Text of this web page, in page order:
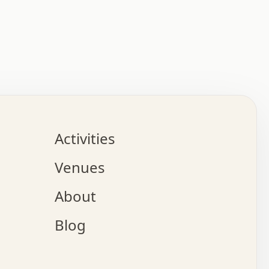
.   .   .   .   .   .   .   .   x   .   .   .   .
o   .   .   .   .   .   .   .   .   x   .   .   .
.   .   .   :   .   .   .   x   .   .   .   :   .
.   .   .   +   .   .   .   .   .   .   .   .   x
.   .   x   .   .   .   .   .   .   :   .   .   .
.   .   .   .   .   +   .   .   .   .   x   .   .
.   .   .   .   x   .   .   o   .   .   .   .   .
.   .   .   .   .   .   .   .   .   .   .   .   .
x   .   .   .   .   .   +   .   .   x   .   .   .
.   .   .   .   +   o   .   .   .   .   .   x   .
Activities
Venues
About
Blog